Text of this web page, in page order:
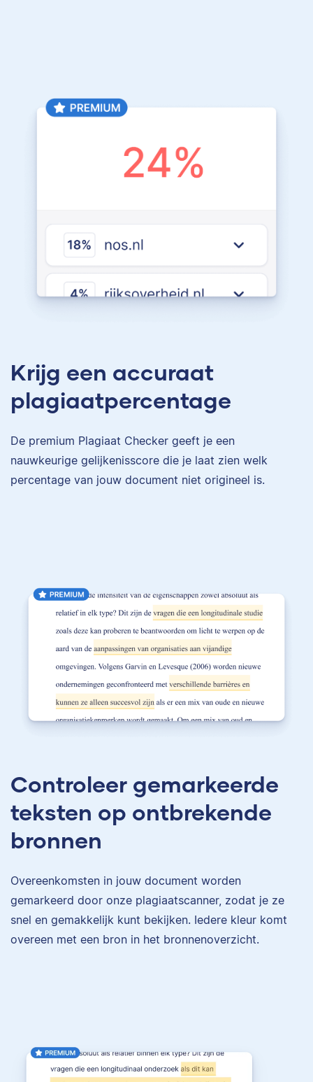
Krijg een accuraat
plagiaatpercentage
De premium Plagiaat Checker geeft je een
nauwkeurige gelijkenisscore die je laat zien welk
percentage van jouw document niet origineel is.
Controleer gemarkeerde
teksten op ontbrekende
bronnen
Overeenkomsten in jouw document worden
gemarkeerd door onze plagiaatscanner, zodat je ze
snel en gemakkelijk kunt bekijken. Iedere kleur komt
overeen met een bron in het bronnenoverzicht.